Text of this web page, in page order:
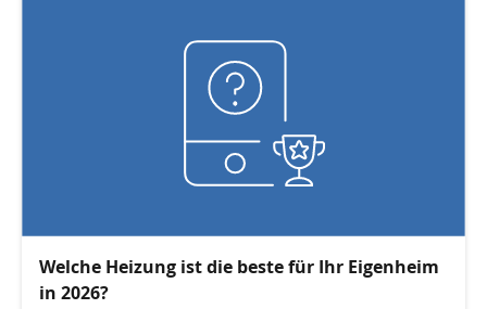
Welche Heizung ist die beste für Ihr Eigenheim
in 2026?